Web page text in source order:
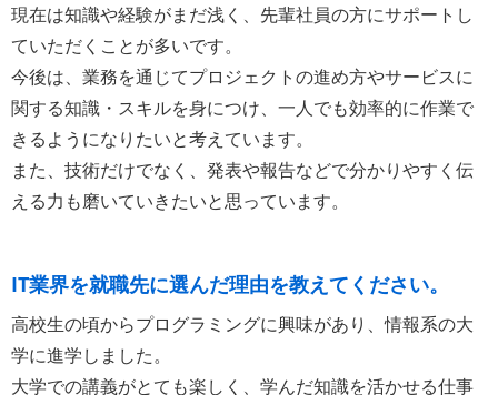
現在は知識や経験がまだ浅く、先輩社員の方にサポートし
ていただくことが多いです。
今後は、業務を通じてプロジェクトの進め方やサービスに
関する知識・スキルを身につけ、一人でも効率的に作業で
きるようになりたいと考えています。
また、技術だけでなく、発表や報告などで分かりやすく伝
える力も磨いていきたいと思っています。
IT業界を就職先に選んだ理由を教えてください。
高校生の頃からプログラミングに興味があり、情報系の大
学に進学しました。
大学での講義がとても楽しく、学んだ知識を活かせる仕事